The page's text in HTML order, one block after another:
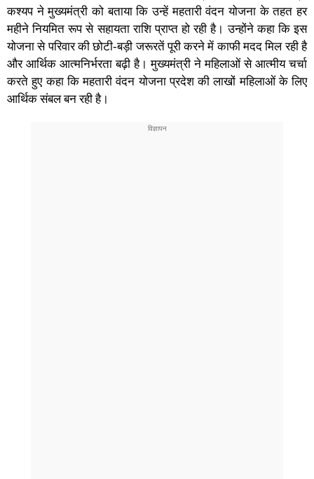
कश्यप ने मुख्यमंत्री को बताया कि उन्हें महतारी वंदन योजना के तहत हर
महीने नियमित रूप से सहायता राशि प्राप्त हो रही है। उन्होंने कहा कि इस
योजना से परिवार की छोटी-बड़ी जरूरतें पूरी करने में काफी मदद मिल रही है
और आर्थिक आत्मनिर्भरता बढ़ी है। मुख्यमंत्री ने महिलाओं से आत्मीय चर्चा
करते हुए कहा कि महतारी वंदन योजना प्रदेश की लाखों महिलाओं के लिए
आर्थिक संबल बन रही है।